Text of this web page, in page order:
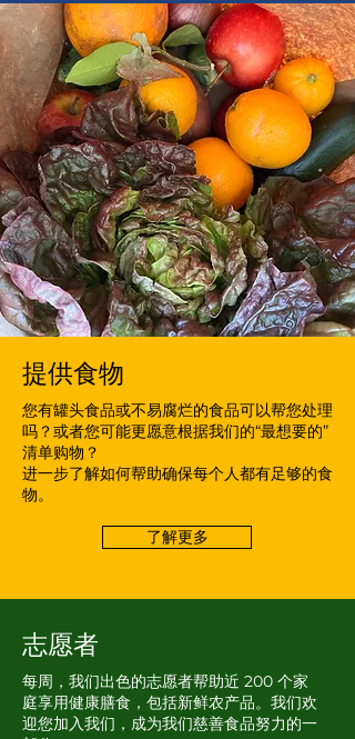
提供食物
您有罐头食品或不易腐烂的食品可以帮您处理
吗？或者您可能更愿意根据我们的“最想要的”
清单购物？
进一步了解如何帮助确保每个人都有足够的食
物。
了解更多
志愿者
每周，我们出色的志愿者帮助近 200 个家
庭享用健康膳食，包括新鲜农产品。我们欢
迎您加入我们，成为我们慈善食品努力的一